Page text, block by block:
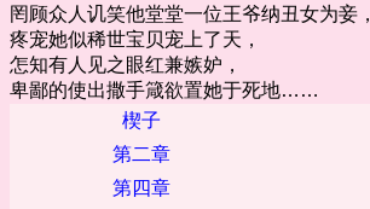
罔顾众人讥笑他堂堂一位王爷纳丑女为妾，
疼宠她似稀世宝贝宠上了天，
怎知有人见之眼红兼嫉妒，
卑鄙的使出撒手箴欲置她于死地……
楔子
第二章
第四章